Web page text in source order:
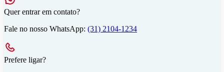
Quer entrar em contato?
Fale no nosso WhatsApp: (31) 2104-1234
Prefere ligar?